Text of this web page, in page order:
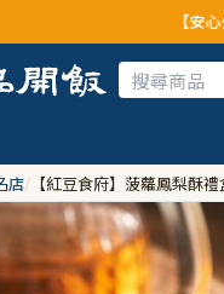
安心公告】經查證，本公司全
店/ 【紅豆食府】菠蘿鳳梨酥禮